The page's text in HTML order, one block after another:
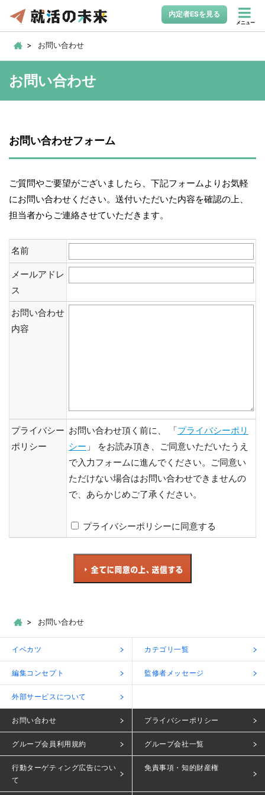
内定者ESを見る
メニュー
お問い合わせ
お問い合わせ
お問い合わせフォーム
ご質問やご要望がございましたら、下記フォームよりお気軽
にお問い合わせください。送付いただいた内容を確認の上、
担当者からご連絡させていただきます。
名前
メールアドレ
ス
お問い合わせ
内容
プライバシー
ポリシー
お問い合わせ頂く前に、 「プライバシーポリ
シー 」 をお読み頂き、ご同意いただいたうえ
で入力フォームに進んでください。ご同意い
ただけない場合はお問い合わせできませんの
で、あらかじめご了承ください。
プライバシーポリシーに同意する
お問い合わせ
イベカツ カテゴリ一覧
編集コンセプト 監修者メッセージ
外部サービスについて
お問い合わせ プライバシーポリシー
グループ会員利用規約 グループ会社一覧
行動ターゲティング広告につい
て
免責事項・知的財産権